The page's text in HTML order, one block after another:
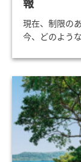
現在、制限の
今、どのよう